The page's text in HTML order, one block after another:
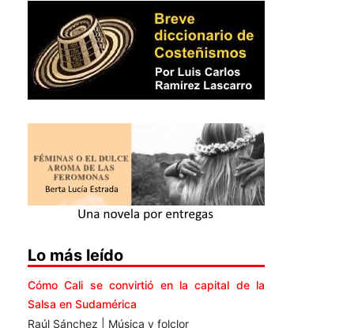
Lo más leído
Cómo Cali se convirtió en la capital de la
Salsa en Sudamérica
Raúl Sánchez | Música y folclor